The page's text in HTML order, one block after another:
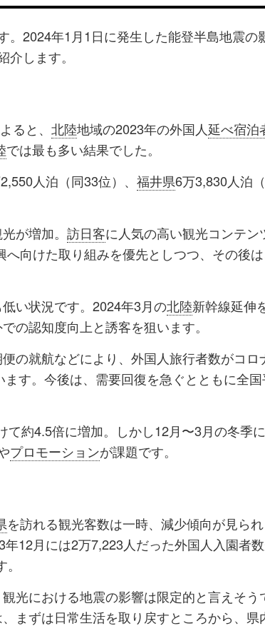
。2024年1月1日に発生した能登半島地震の
介します。
ると、 北陸地域の2023年の外国人延べ宿泊
では最も多い結果でした。
人泊（同33位）、 福井県6万3,830人泊
が増加。 訪日客に人気の高い観光コンテン
へ向けた取り組みを優先としつつ、その後
い状況です。2024年3月の北陸新幹線延伸
の認知度向上と誘客を狙います。
の就航などにより、外国人旅行者数がコロ
す。今後は、需要回復を急ぐとともに全
て約4.5倍に増加。しかし12月〜3月の冬季
プロモーションが課題です。
を訪れる観光客数は一時、減少傾向が見ら
年12月には2万7,223人だった外国人入園者数
光における地震の影響は限定的と言えそう
まずは日常生活を取り戻すところから、県